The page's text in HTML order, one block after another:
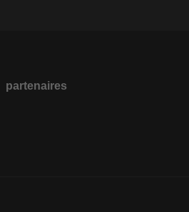
partenaires